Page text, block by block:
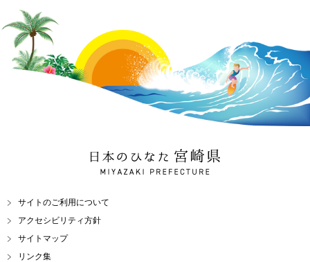
日本のひなた 宮崎県
MIYAZAKI PREFECTURE
サイトのご利用について
アクセシビリティ方針
サイトマップ
リンク集